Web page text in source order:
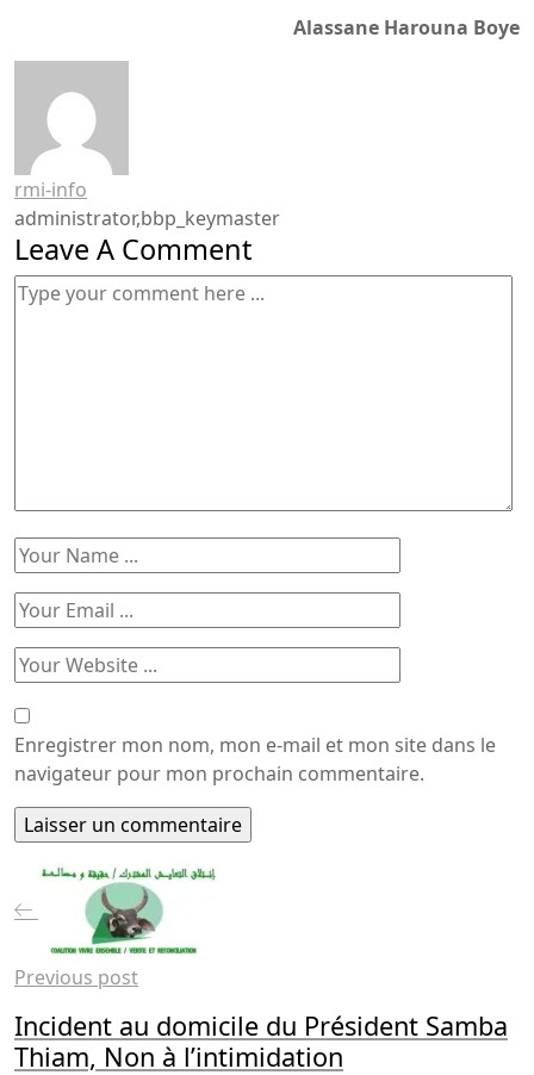
Alassane Harouna Boye
rmi-info
administrator,bbp_keymaster
Leave A Comment
Enregistrer mon nom, mon e-mail et mon site dans le
navigateur pour mon prochain commentaire.
Previous post
Incident au domicile du Président Samba
Thiam, Non à l’intimidation